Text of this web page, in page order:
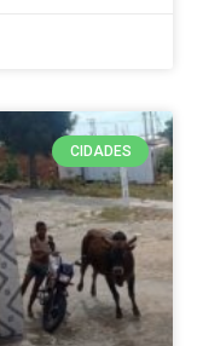
CIDADES